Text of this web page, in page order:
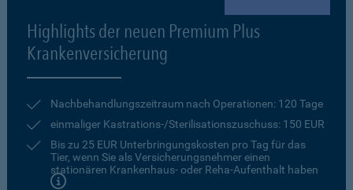
Highlights der neuen Premium Plus
Krankenversicherung
Nachbehandlungszeitraum nach Operationen: 120 Tage
einmaliger Kastrations-/Sterilisationszuschuss: 150 EUR
Bis zu 25 EUR Unterbringungskosten pro Tag für das
Tier, wenn Sie als Versicherungsnehmer einen
stationären Krankenhaus- oder Reha-Aufenthalt haben